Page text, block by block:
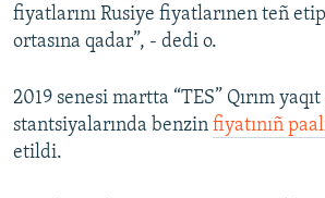
fiyatlarını Rusiye fiyatlarınen teñ
ortasına qadar”, - dedi o.
2019 senesi martta “TES” Qırım
stantsiyalarında benzin fiyatınıñ
etildi.